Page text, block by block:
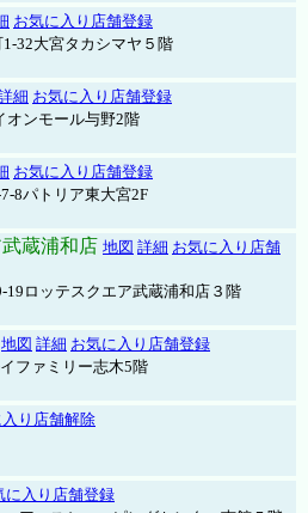
お気に入り店舗登録
32大宮タカシマヤ５階
細 お気に入り店舗登録
オンモール与野2階
お気に入り店舗登録
8パトリア東大宮2F
武蔵浦和店 地図 詳細 お気に入り店舗
ロッテスクエア武蔵浦和店３階
地図 詳細 お気に入り店舗登録
ファミリー志木5階
り店舗解除
に入り店舗登録